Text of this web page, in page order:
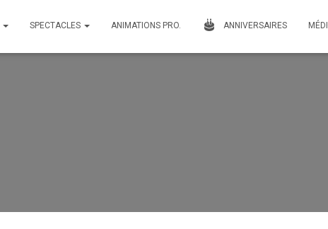
SPECTACLES ANIMATIONS PRO. ANNIVERSAIRES